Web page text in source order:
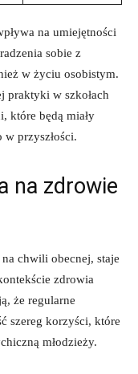
na umiejętności
sobie z
w życiu osobistym.
praktyki w‍ szkołach
które będą miały
w przyszłości.
na zdrowie
chwili obecnej, staje
⁤zdrowia
​że regularne
szereg korzyści, ‍które
młodzieży.